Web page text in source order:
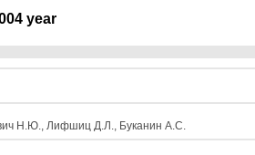
year
Н.Ю., Лифшиц Д.Л., Буканин А.С.